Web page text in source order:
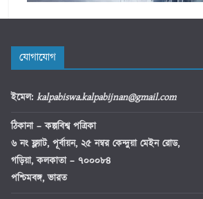
যোগাযোগ
ইমেল: kalpabiswa.kalpabijnan@gmail.com
ঠিকানা– কল্পবিশ্ব পত্রিকা
৬ নং ফ্ল্যাট, পূর্বায়ন, ২৫ নম্বর কেন্দুয়া মেইন রোড,
গড়িয়া, কলকাতা – ৭০০০৮৪
পশ্চিমবঙ্গ, ভারত